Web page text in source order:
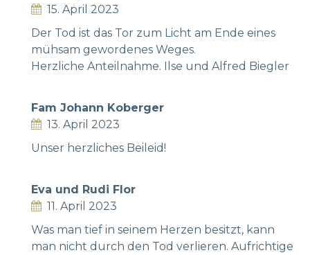
15. April 2023
Der Tod ist das Tor zum Licht am Ende eines
mühsam gewordenes Weges.
Herzliche Anteilnahme. Ilse und Alfred Biegler
Fam Johann Koberger
13. April 2023
Unser herzliches Beileid!
Eva und Rudi Flor
11. April 2023
Was man tief in seinem Herzen besitzt, kann
man nicht durch den Tod verlieren. Aufrichtige